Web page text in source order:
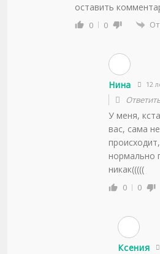
оставить
0 0
Нина 12
У меня,
вас, сама
нормально
никак(((((
0 0
Ксения